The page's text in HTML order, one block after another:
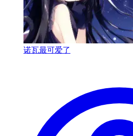
诺瓦最可爱了